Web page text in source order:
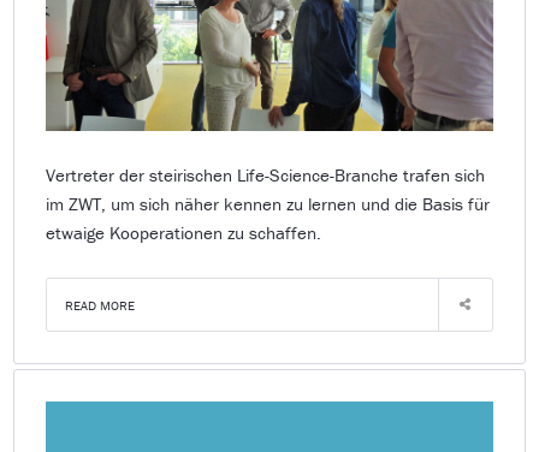
Vertreter der steirischen Life-Science-Branche trafen sich
im ZWT, um sich näher kennen zu lernen und die Basis für
etwaige Kooperationen zu schaffen.
READ MORE